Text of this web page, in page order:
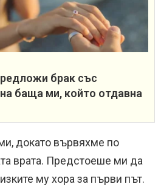
брак със
баща ми, който отдавна
докато вървяхме по
врата. Предстоеше ми да
му хора за първи път.